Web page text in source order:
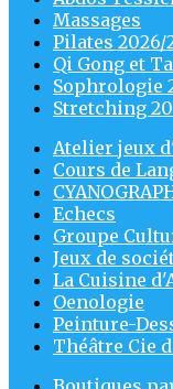
Massages
Pilates 2026/
Qi Gong et
Sophrologie
Stretching
Atelier jeux
Cours de
Echecs
Groupe
Jeux de
La Cuisine
Oenologie
Peinture-
Théâtre Cie